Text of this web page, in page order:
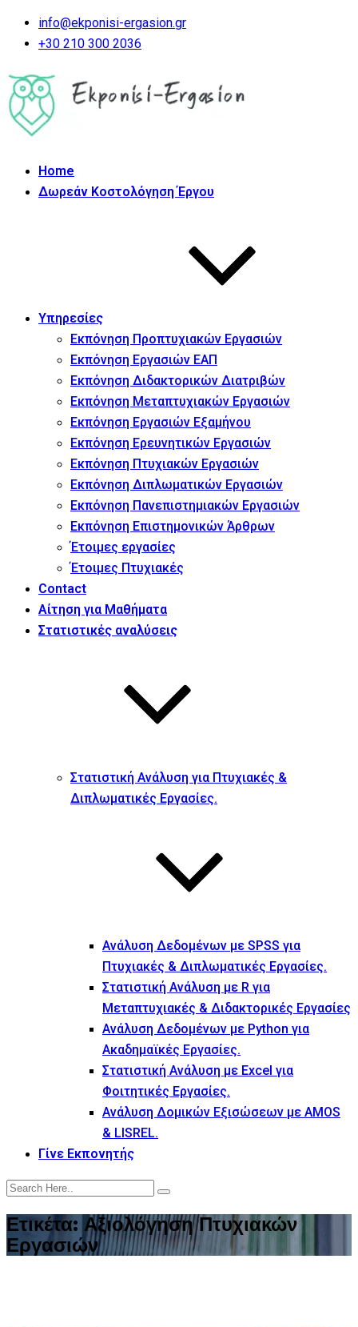
info@ekponisi-ergasion.gr
+30 210 300 2036
Home
Δωρεάν Κοστολόγηση Έργου
Υπηρεσίες
Εκπόνηση Προπτυχιακών Εργασιών
Εκπόνηση Εργασιών ΕΑΠ
Εκπόνηση Διδακτορικών Διατριβών
Εκπόνηση Μεταπτυχιακών Εργασιών
Εκπόνηση Εργασιών Εξαμήνου
Εκπόνηση Ερευνητικών Εργασιών
Εκπόνηση Πτυχιακών Εργασιών
Εκπόνηση Διπλωματικών Εργασιών
Εκπόνηση Πανεπιστημιακών Εργασιών
Εκπόνηση Επιστημονικών Άρθρων
Έτοιμες εργασίες
Έτοιμες Πτυχιακές
Contact
Αίτηση για Μαθήματα
Στατιστικές αναλύσεις
Στατιστική Ανάλυση για Πτυχιακές &
Διπλωματικές Εργασίες.
Ανάλυση Δεδομένων με SPSS για
Πτυχιακές & Διπλωματικές Εργασίες.
Στατιστική Ανάλυση με R για
Μεταπτυχιακές & Διδακτορικές Εργασίες
Ανάλυση Δεδομένων με Python για
Ακαδημαϊκές Εργασίες.
Στατιστική Ανάλυση με Excel για
Φοιτητικές Εργασίες.
Ανάλυση Δομικών Εξισώσεων με AMOS
& LISREL.
Γίνε Εκπονητής
Ετικέτα: Αξιολόγηση Πτυχιακών
Εργασιών